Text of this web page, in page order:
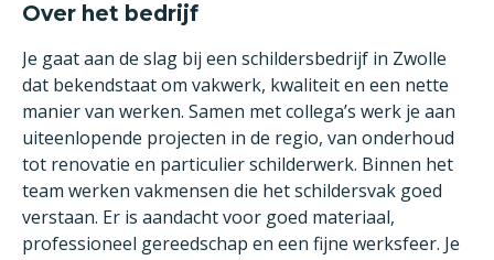
Over het bedrijf
Je gaat aan de slag bij een schildersbedrijf in Zwolle
dat bekendstaat om vakwerk, kwaliteit en een nette
manier van werken. Samen met collega’s werk je aan
uiteenlopende projecten in de regio, van onderhoud
tot renovatie en particulier schilderwerk. Binnen het
team werken vakmensen die het schildersvak goed
verstaan. Er is aandacht voor goed materiaal,
professioneel gereedschap en een fijne werksfeer. Je